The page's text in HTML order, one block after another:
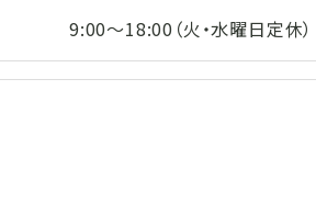
9:00〜18:00（火・水曜日定休）